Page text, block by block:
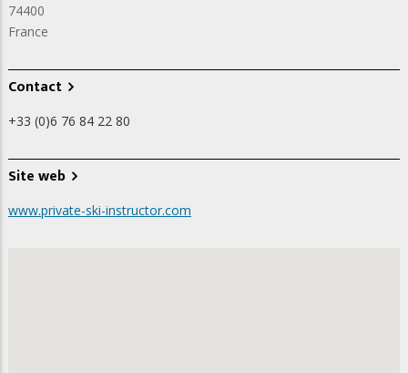
74400
France
Contact
+33 (0)6 76 84 22 80
Site web
www.private-ski-instructor.com